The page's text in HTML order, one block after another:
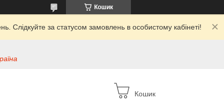
Кошик
Слідкуйте за статусом замовлень в особистому кабінеті!
Кошик